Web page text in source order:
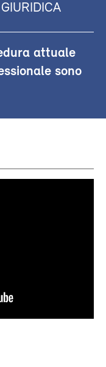
attuale
sono